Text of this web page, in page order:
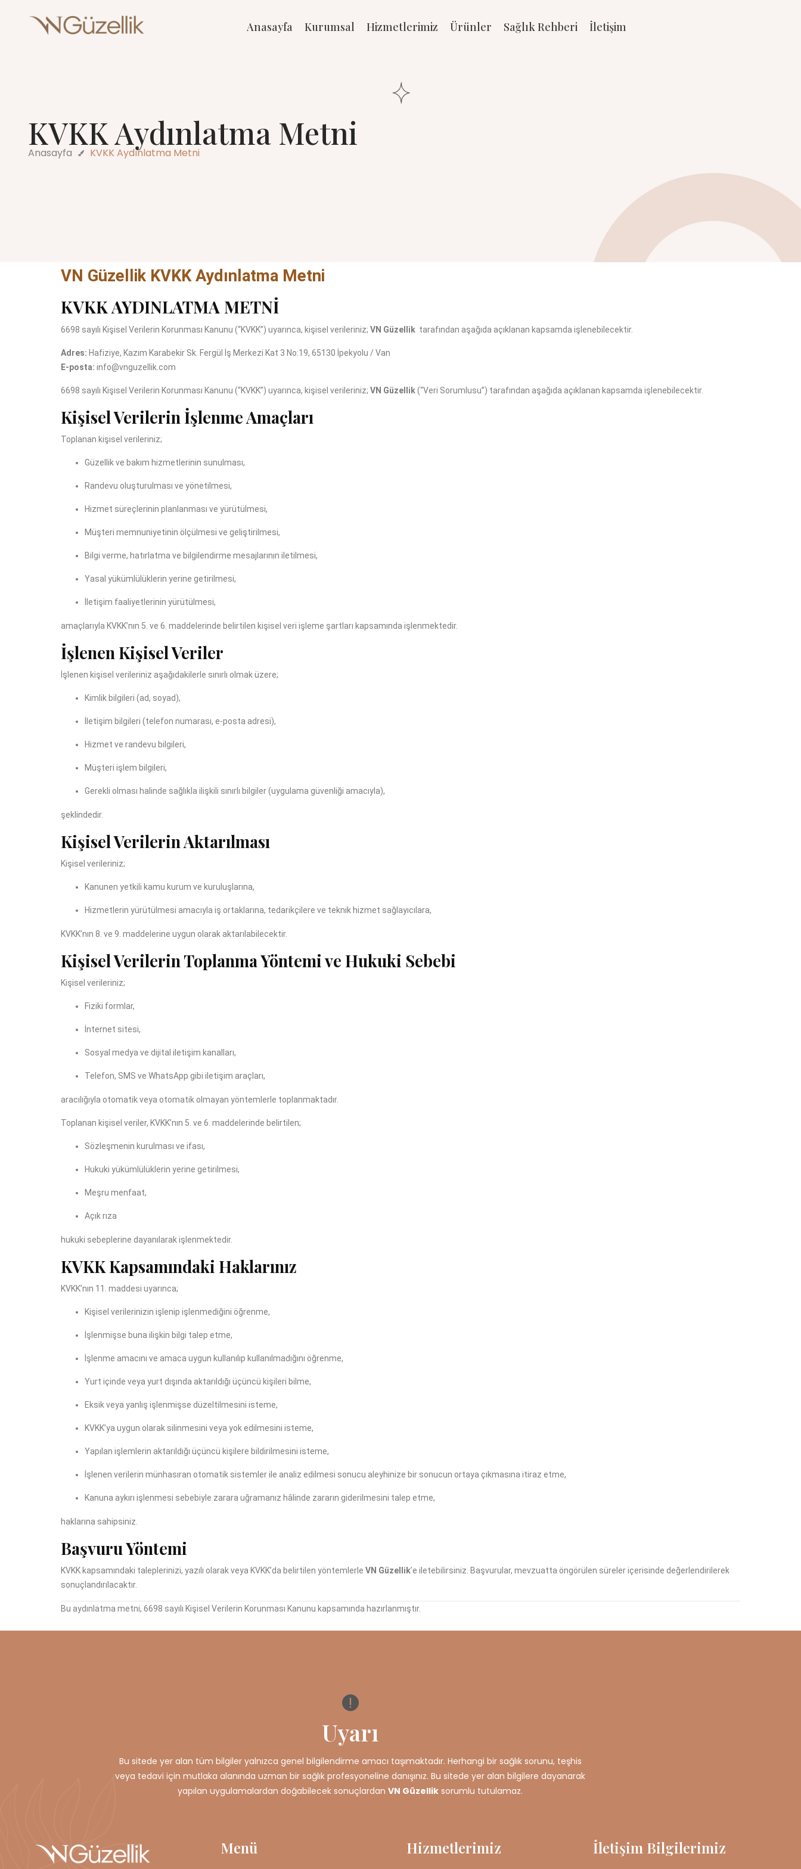
Anasayfa Kurumsal Hizmetlerimiz Ürünler Sağlık Rehberi İletişim
KVKK Aydınlatma Metni
Anasayfa KVKK Aydınlatma Metni
VN Güzellik KVKK Aydınlatma Metni
KVKK AYDINLATMA METNİ
6698 sayılı Kişisel Verilerin Korunması Kanunu (“KVKK”) uyarınca, kişisel verileriniz; VN Güzellik tarafından aşağıda açıklanan kapsamda işlenebilecektir.
Adres: Hafiziye, Kazım Karabekir Sk. Fergül İş Merkezi Kat 3 No:19, 65130 İpekyolu / Van
E-posta: info@vnguzellik.com
6698 sayılı Kişisel Verilerin Korunması Kanunu (“KVKK”) uyarınca, kişisel verileriniz; VN Güzellik(“Veri Sorumlusu”) tarafından aşağıda açıklanan kapsamda işlenebilecektir.
Kişisel Verilerin İşlenme Amaçları
Toplanan kişisel verileriniz;
Güzellik ve bakım hizmetlerinin sunulması,
Randevu oluşturulması ve yönetilmesi,
Hizmet süreçlerinin planlanması ve yürütülmesi,
Müşteri memnuniyetinin ölçülmesi ve geliştirilmesi,
Bilgi verme, hatırlatma ve bilgilendirme mesajlarının iletilmesi,
Yasal yükümlülüklerin yerine getirilmesi,
İletişim faaliyetlerinin yürütülmesi,
amaçlarıyla KVKK’nın 5. ve 6. maddelerinde belirtilen kişisel veri işleme şartları kapsamında işlenmektedir.
İşlenen Kişisel Veriler
İşlenen kişisel verileriniz aşağıdakilerle sınırlı olmak üzere;
Kimlik bilgileri (ad, soyad),
İletişim bilgileri (telefon numarası, e-posta adresi),
Hizmet ve randevu bilgileri,
Müşteri işlem bilgileri,
Gerekli olması halinde sağlıkla ilişkili sınırlı bilgiler (uygulama güvenliği amacıyla),
şeklindedir.
Kişisel Verilerin Aktarılması
Kişisel verileriniz;
Kanunen yetkili kamu kurum ve kuruluşlarına,
Hizmetlerin yürütülmesi amacıyla iş ortaklarına, tedarikçilere ve teknik hizmet sağlayıcılara,
KVKK’nın 8. ve 9. maddelerine uygun olarak aktarılabilecektir.
Kişisel Verilerin Toplanma Yöntemi ve Hukuki Sebebi
Kişisel verileriniz;
Fiziki formlar,
İnternet sitesi,
Sosyal medya ve dijital iletişim kanalları,
Telefon, SMS ve WhatsApp gibi iletişim araçları,
aracılığıyla otomatik veya otomatik olmayan yöntemlerle toplanmaktadır.
Toplanan kişisel veriler, KVKK’nın 5. ve 6. maddelerinde belirtilen;
Sözleşmenin kurulması ve ifası,
Hukuki yükümlülüklerin yerine getirilmesi,
Meşru menfaat,
Açık rıza
hukuki sebeplerine dayanılarak işlenmektedir.
KVKK Kapsamındaki Haklarınız
KVKK’nın 11. maddesi uyarınca;
Kişisel verilerinizin işlenip işlenmediğini öğrenme,
İşlenmişse buna ilişkin bilgi talep etme,
İşlenme amacını ve amaca uygun kullanılıp kullanılmadığını öğrenme,
Yurt içinde veya yurt dışında aktarıldığı üçüncü kişileri bilme,
Eksik veya yanlış işlenmişse düzeltilmesini isteme,
KVKK’ya uygun olarak silinmesini veya yok edilmesini isteme,
Yapılan işlemlerin aktarıldığı üçüncü kişilere bildirilmesini isteme,
İşlenen verilerin münhasıran otomatik sistemler ile analiz edilmesi sonucu aleyhinize bir sonucun ortaya çıkmasına itiraz etme,
Kanuna aykırı işlenmesi sebebiyle zarara uğramanız hâlinde zararın giderilmesini talep etme,
haklarına sahipsiniz.
Başvuru Yöntemi
KVKK kapsamındaki taleplerinizi, yazılı olarak veya KVKK’da belirtilen yöntemlerle VN Güzellik’e iletebilirsiniz. Başvurular, mevzuatta öngörülen süreler içerisinde değerlendirilerek
sonuçlandırılacaktır.
Bu aydınlatma metni, 6698 sayılı Kişisel Verilerin Korunması Kanunu kapsamında hazırlanmıştır.
Uyarı
Bu sitede yer alan tüm bilgiler yalnızca genel bilgilendirme amacı taşımaktadır. Herhangi bir sağlık sorunu, teşhis
veya tedavi için mutlaka alanında uzman bir sağlık profesyoneline danışınız. Bu sitede yer alan bilgilere dayanarak
yapılan uygulamalardan doğabilecek sonuçlardanVN Güzellik sorumlu tutulamaz.
Menü Hizmetlerimiz İletişim Bilgilerimiz